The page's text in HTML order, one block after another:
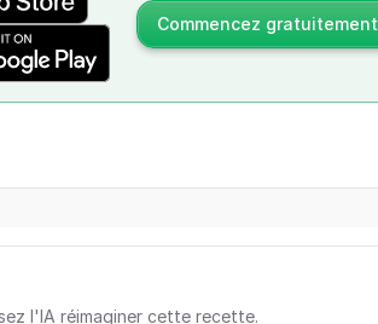
Commencez gratuitement
l'IA réimaginer cette recette.